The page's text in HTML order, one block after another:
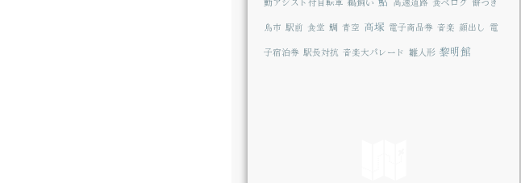
鳥市 駅前 食堂 鯛 青空 高塚 電子商品券 音楽 顔出し 電
子宿泊券 駅長対抗 音楽大パレード 雛人形 黎明館